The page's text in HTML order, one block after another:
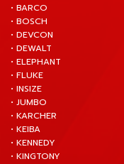
• BARCO
• BOSCH
• DEVCON
• DEWALT
• ELEPHANT
• FLUKE
• INSIZE
• JUMBO
• KARCHER
• KEIBA
• KENNEDY
• KINGTONY